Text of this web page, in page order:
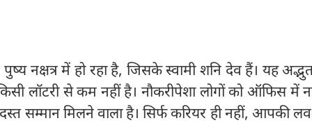
नक्षत्र में हो रहा है, जिसके स्वामी शनि देव हैं। यह
लॉटरी से कम नहीं है। नौकरीपेशा लोगों को ऑफिस में
सम्मान मिलने वाला है। सिर्फ करियर ही नहीं, आपकी